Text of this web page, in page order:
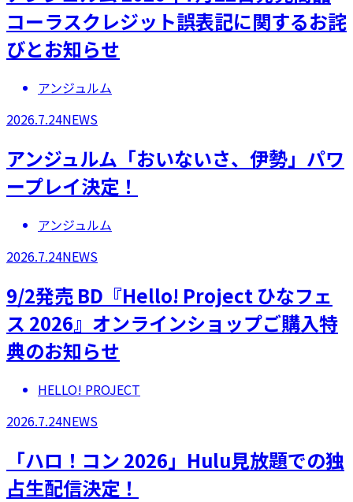
コーラスクレジット誤表記に関するお詫
びとお知らせ
アンジュルム
2026.7.24NEWS
アンジュルム「おいないさ、伊勢」パワ
ープレイ決定！
アンジュルム
2026.7.24NEWS
9/2発売 BD『Hello! Project ひなフェ
ス 2026』オンラインショップご購入特
典のお知らせ
HELLO! PROJECT
2026.7.24NEWS
「ハロ！コン 2026」Hulu見放題での独
占生配信決定！